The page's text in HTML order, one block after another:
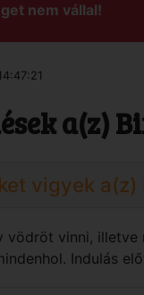
nem vállal!
a(z)
vigyek
vödröt vinni,
Indulás